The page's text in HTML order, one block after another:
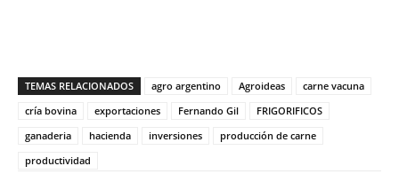
TEMAS RELACIONADOS agro argentino Agroideas
carne vacuna
cría bovina
exportaciones Fernando Gil
FRIGORIFICOS
ganaderia
hacienda inversiones
producción de carne
productividad